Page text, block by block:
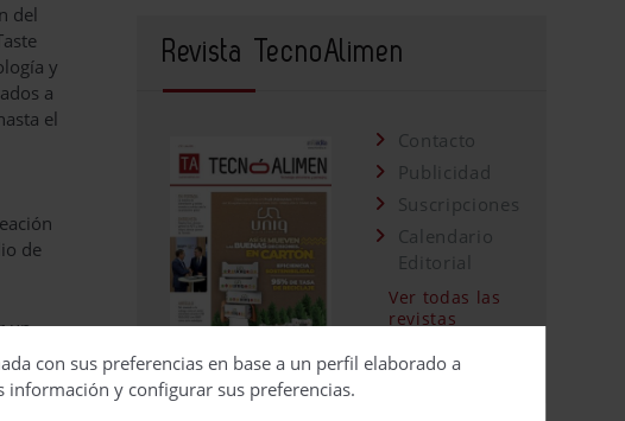
del
y
a
el
de
un
Revista TecnoAlimen
Contacto
Publicidad
Suscripciones
Calendario
Editorial
Ver todas las
revistas
con sus preferencias en base a un perfil elaborado a
información y configurar sus preferencias.